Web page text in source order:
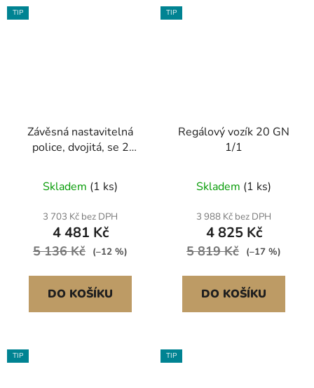
TIP
Závěsná nastavitelná
police, dvojitá, se 2
1400x300x(H)600mm
Skladem (1 ks)
3 703 Kč bez DPH
4 481 Kč
5 136 Kč (–12 %)
DO KOŠÍKU
TIP
Regálový vozík 20 GN
1/1
Skladem (1 ks)
3 988 Kč bez DPH
4 825 Kč
5 819 Kč (–17 %)
DO KOŠÍKU
TIP TIP